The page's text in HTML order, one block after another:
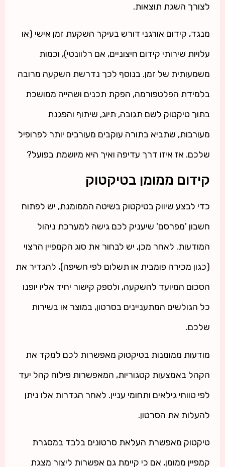
לצורך השגת תוצאות.
מנגד, קידום אורגני דורש בעיקר השקעת זמן אישי (או
עלויות שירותי קידום חיצוניים, אם רלוונטי), וכמות
משמעותית של זמן. בנוסף לכך נדרשת השקעה מרובה
בלמידת הפלטפורמה, הפקת תכנים ושהייה ממושכת
בתוך טיקטוק לשם תגובה, תיוג, שיתוף והפגנת
מעורבות, שתביא בתורה עוקבים מעורבים יותר לפרופיל
שלכם. אז איזו דרך עדיפה ואיך היא מיושמת בפועל?
קידום ממומן בטיקטוק
כדי לבצע שיווק בטיקטוק בשיטה הממומנת, יש לפתוח
חשבון 'מפרסם' שיעניק לכם גישה למערכת ניהול
המודעות. לאחר מכן, יש לבחור את סוג הקמפיין הרצוי
(כגון מכירה פומבית או תשלום לפי חשיפה), להגדיר את
הסכום המיועד להשקעה, ולספק קישור יחיד אליו יופנו
כל הגולשים המתעניינים בסרטון, במוצר או בשירות
שלכם.
מודעות ממומנות בטיקטוק מאפשרות לכם למקד את
הקהל באמצעות קטגוריות, המאפשרות פילוח קהל יעד
לפי טווחי גילאים ותחומי עניין. לאחר הגדרות אלו ניתן
להעלות את הסרטון.
טיקטוק מאפשרת העלאת סרטונים בלבד במסגרת
קמפיין ממומן, אם כי קיימת גם אפשרות ליצור מצגת